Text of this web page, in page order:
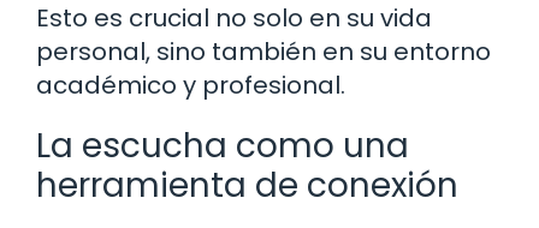
Esto es crucial no solo en su vida
personal, sino también en su entorno
académico y profesional.
La escucha como una
herramienta de conexión